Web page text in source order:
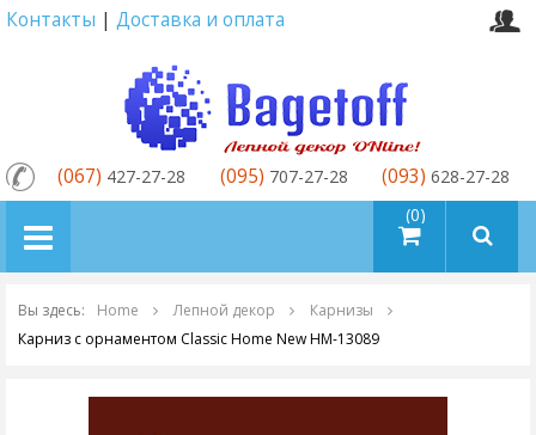
Контакты | Доставка и оплата
товаров (0)
(067) 427-27-28 (095) 707-27-28 (093) 628-27-28
Вы здесь: Home Лепной декор
Карнизы
Карниз с орнаментом Classic Home New HM-13089